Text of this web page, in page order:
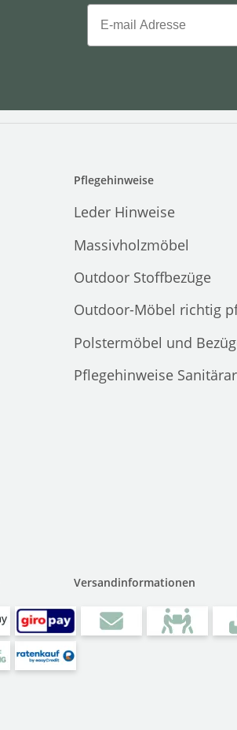
Email
Pflegehinweise
Leder Hinweise
Massivholzmöbel
Outdoor Stoffbezüge
Outdoor-Möbel richtig
Polstermöbel und
Pflegehinweise
Versandinformationen